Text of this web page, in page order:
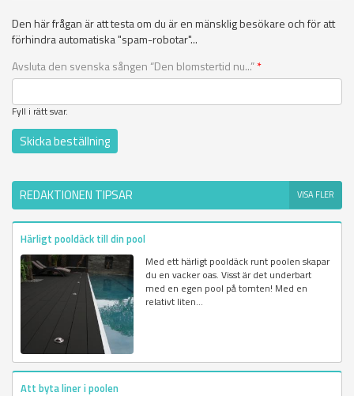
Den här frågan är att testa om du är en mänsklig besökare och för att
förhindra automatiska "spam-robotar"...
Avsluta den svenska sången “Den blomstertid nu...”*
Fyll i rätt svar.
REDAKTIONEN TIPSAR VISA FLER
Härligt pooldäck till din pool
Med ett härligt pooldäck runt poolen skapar
du en vacker oas. Visst är det underbart
med en egen pool på tomten! Med en
relativt liten...
Att byta liner i poolen